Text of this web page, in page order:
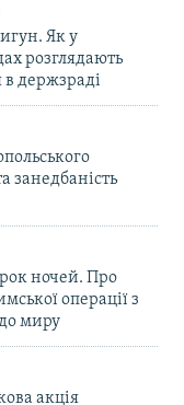
Як у
розглядають
держзраді
занедбаність
ночей. Про
операції з
миру
акція